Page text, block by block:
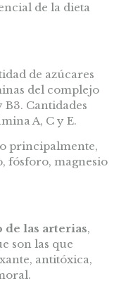
de la dieta
de azúcares
del complejo
B3. Cantidades
A, C y E.
principalmente,
fósforo, magnesio
de las arterias,
son las que
antitóxica,